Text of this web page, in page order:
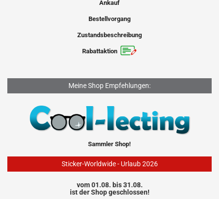
Ankauf
Bestellvorgang
Zustandsbeschreibung
Rabattaktion
Meine Shop Empfehlungen:
Sammler Shop!
Sticker-Worldwide - Urlaub 2026
vom 01.08. bis 31.08.
ist der Shop geschlossen!